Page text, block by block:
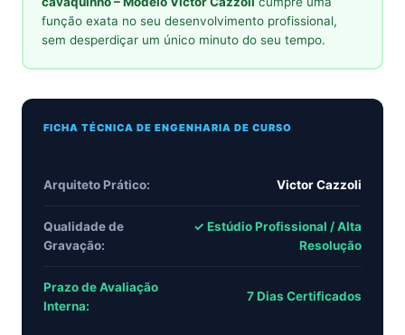
função exata no seu desenvolvimento profissional,
sem desperdiçar um único minuto do seu tempo.
FICHA TÉCNICA DE ENGENHARIA DE CURSO
Arquiteto Prático: Victor Cazzoli
Qualidade de
Gravação:
✓ Estúdio Profissional / Alta
Resolução
Prazo de Avaliação
Interna:
7 Dias Certificados